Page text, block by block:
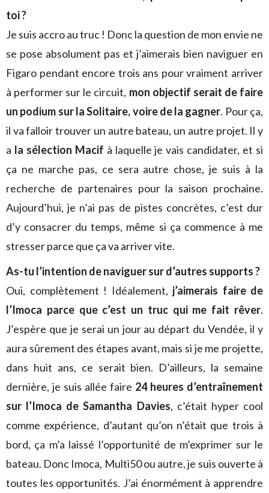
toi ?
Je suis accro au truc ! Donc la question de mon envie ne
se pose absolument pas et j’aimerais bien naviguer en
Figaro pendant encore trois ans pour vraiment arriver
à performer sur le circuit, mon objectif serait de faire
un podium sur la Solitaire, voire de la gagner. Pour ça,
il va falloir trouver un autre bateau, un autre projet. Il y
a la sélection Macif à laquelle je vais candidater, et si
ça ne marche pas, ce sera autre chose, je suis à la
recherche de partenaires pour la saison prochaine.
Aujourd’hui, je n’ai pas de pistes concrètes, c’est dur
d’y consacrer du temps, même si ça commence à me
stresser parce que ça va arriver vite.
As-tu l’intention de naviguer sur d’autres supports ?
Oui, complètement ! Idéalement, j’aimerais faire de
l’Imoca parce que c’est un truc qui me fait rêver.
J’espère que je serai un jour au départ du Vendée, il y
aura sûrement des étapes avant, mais si je me projette,
dans huit ans, ce serait bien. D’ailleurs, la semaine
dernière, je suis allée faire 24 heures d’entraînement
sur l’Imoca de Samantha Davies, c’était hyper cool
comme expérience, d’autant qu’on n’était que trois à
bord, ça m’a laissé l’opportunité de m’exprimer sur le
bateau. Donc Imoca, Multi50 ou autre, je suis ouverte à
toutes les opportunités. J’ai énormément à apprendre